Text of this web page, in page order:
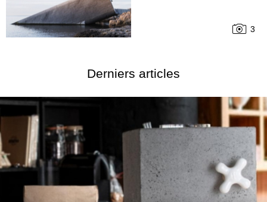
3
Derniers articles